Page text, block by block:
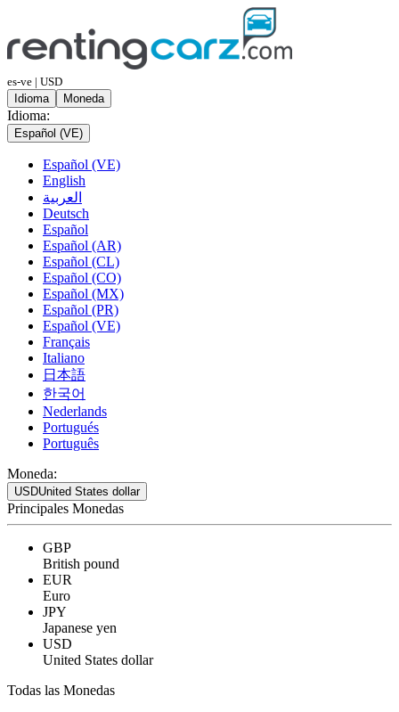
es-ve | USD
Idioma
Moneda
Idioma:
Español (VE)
Español (VE)
English
العربية
Deutsch
Español
Español (AR)
Español (CL)
Español (CO)
Español (MX)
Español (PR)
Español (VE)
Français
Italiano
日本語
한국어
Nederlands
Portugués
Português
Moneda:
USDUnited States dollar
Principales Monedas
GBP
British pound
EUR
Euro
JPY
Japanese yen
USD
United States dollar
Todas las Monedas